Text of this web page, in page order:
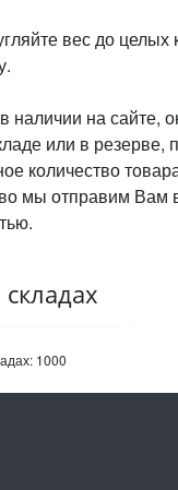
вес до целых
наличии на сайте,
или в резерве,
количество
мы отправим Вам
1000